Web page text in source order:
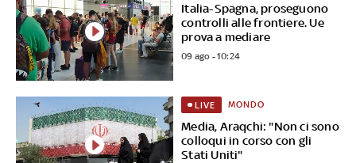
Italia-Spagna, proseguono
controlli alle frontiere. Ue
prova a mediare
09 ago - 10:24
Media, Araqchi: "Non ci sono
colloqui in corso con gli
Stati Uniti"
LIVE MONDO